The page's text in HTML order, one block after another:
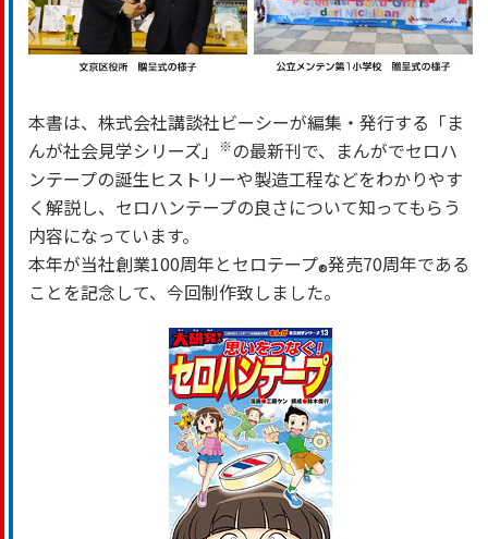
本書は、株式会社講談社ビーシーが編集・発行する「ま
んが社会見学シリーズ」
※の最新刊で、まんがでセロハ
ンテープの誕生ヒストリーや製造工程などをわかりやす
く解説し、セロハンテープの良さについて知ってもらう
内容になっています。
本年が当社創業100周年とセロテープ®発売70周年である
ことを記念して、今回制作致しました。